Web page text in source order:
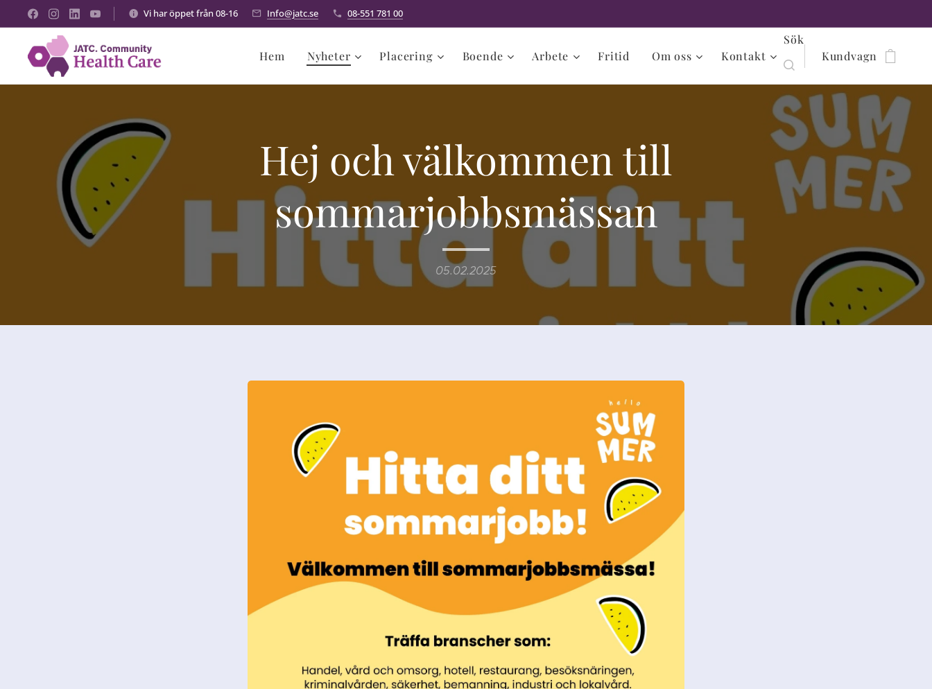
Vi har öppet från 08-16 Info@jatc.se 08-551 781 00
Hem Nyheter Placering Boende Arbete Fritid Om oss Kontakt
Sök
Kundvagn
Hej och välkommen till
sommarjobbsmässan
05.02.2025